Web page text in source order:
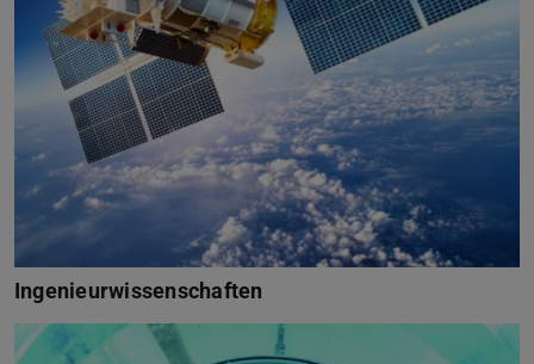
Ingenieurwissenschaften